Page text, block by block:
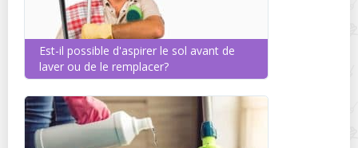
Est-il possible d'aspirer le sol avant de
laver ou de le remplacer?